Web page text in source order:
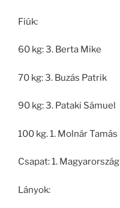
Fiúk:
60 kg: 3. Berta Mike
70 kg: 3. Buzás Patrik
90 kg: 3. Pataki Sámuel
100 kg. 1. Molnár Tamás
Csapat: 1. Magyarország
Lányok: